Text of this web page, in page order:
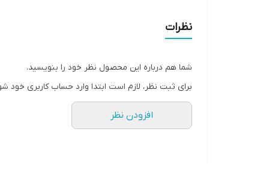
نظرات
شما هم درباره این محصول نظر خود را بنویسید.
برای ثبت نظر، لازم است ابتدا وارد حساب کاربری خود
افزودن نظر